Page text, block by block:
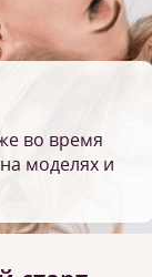
во время
моделях и